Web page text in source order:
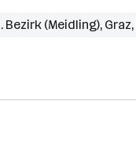
Bezirk (Meidling), Graz,